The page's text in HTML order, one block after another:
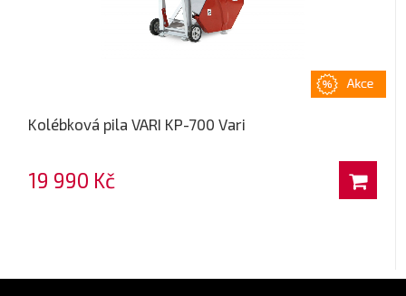
Kolébková pila VARI KP-700 Vari
19 990 Kč